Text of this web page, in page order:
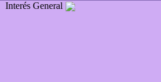
Interés General